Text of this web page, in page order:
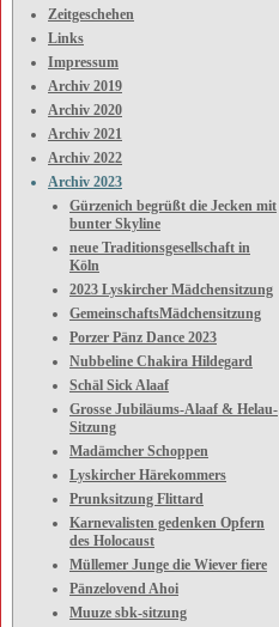
Zeitgeschehen
Links
Impressum
Archiv 2019
Archiv 2020
Archiv 2021
Archiv 2022
Archiv 2023
Gürzenich begrüßt die Jecken mit
bunter Skyline
neue Traditionsgesellschaft in
Köln
2023 Lyskircher Mädchensitzung
GemeinschaftsMädchensitzung
Porzer Pänz Dance 2023
Nubbeline Chakira Hildegard
Schäl Sick Alaaf
Grosse Jubiläums-Alaaf & Helau-
Sitzung
Madämcher Schoppen
Lyskircher Härekommers
Prunksitzung Flittard
Karnevalisten gedenken Opfern
des Holocaust
Müllemer Junge die Wiever fiere
Pänzelovend Ahoi
Muuze sbk-sitzung